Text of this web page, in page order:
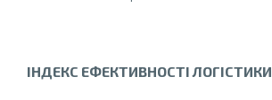
ІНДЕКС ЕФЕКТИВНОСТІ ЛОГІСТИКИ